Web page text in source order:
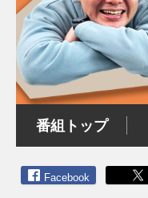
番組トップ
Facebook